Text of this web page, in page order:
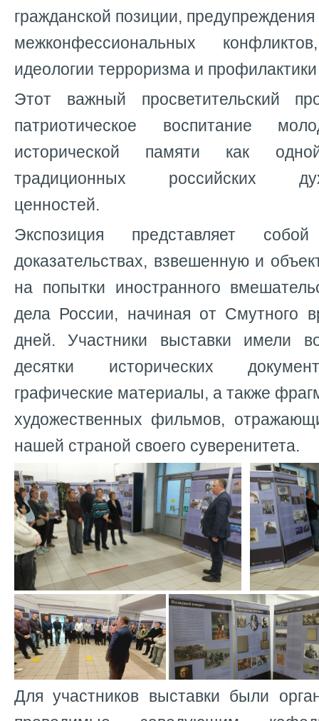
гражданской позиции,
межконфессиональных
идеологии терроризма и
Этот важный просветительский
патриотическое воспитание
исторической памяти как
традиционных российских
ценностей.
Экспозиция представляет
доказательствах, взвешенную и
на попытки иностранного
дела России, начиная от Смутного
дней. Участники выставки имели
десятки исторических
графические материалы, а также
художественных фильмов,
нашей страной своего суверенитета.
Для участников выставки были